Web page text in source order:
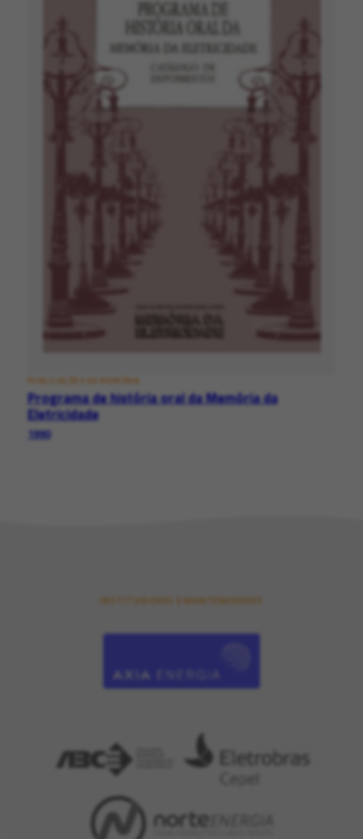
PUBLICAÇÕES DA MEMÓRIA
Programa de história oral da Memória da
Eletricidade
1990
INSTITUIDORES E MANTENEDORES